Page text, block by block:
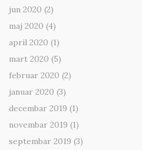
jun 2020 (2)
maj 2020 (4)
april 2020 (1)
mart 2020 (5)
februar 2020 (2)
januar 2020 (3)
decembar 2019 (1)
novembar 2019 (1)
septembar 2019 (3)